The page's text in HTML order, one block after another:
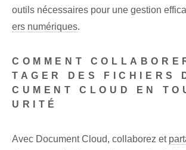
outils⁣ nécessaires pour une ⁤gestion
ers numériques.
COMMENT
TAGER DES FICHIERS
CUMENT CLOUD EN
URITÉ
Avec Document Cloud, collaborez et